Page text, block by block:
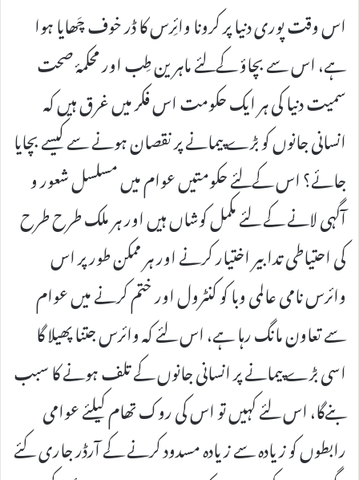
اس وقت پوری دنیا پر کرونا وائِرس کا ڈر خوف چَھایا ہوا
ہے، اس سے بچاؤ کےلئے ماہرین طِب اور محکمۂ صحت
سمیت دنیا کی ہر ایک حکومت اس فکر میں غرق ہیں کہ
انسانی جانوں کو بڑے پیمانے پر نقصان ہونے سے کیسے بچایا
جائے؟ اس کےلئے حکومتیں عوام میں مسلسل شعور و
آگہی لانے کے لئے مکمل کوشاں ہیں اور ہر ملک طرح طرح
کی احتیاطی تدابیر اختیار کرنے اور ہر ممکن طور پر اس
وائرس نامی عالمی وبا کو کنٹرول اور ختم کرنے میں عوام
سے تعاون مانگ رہا ہے، اس لئے کہ وائرس جتنا پھیلا گا
اسی بڑے پیمانے پر انسانی جانوں کے تلف ہونے کا سبب
بنےگا، اس لئے کہیں تو اس کی روک تھام کیلئے عوامی
رابطوں کو زیادہ سے زیادہ مسدود کرنے کے آرڈر جاری کئے